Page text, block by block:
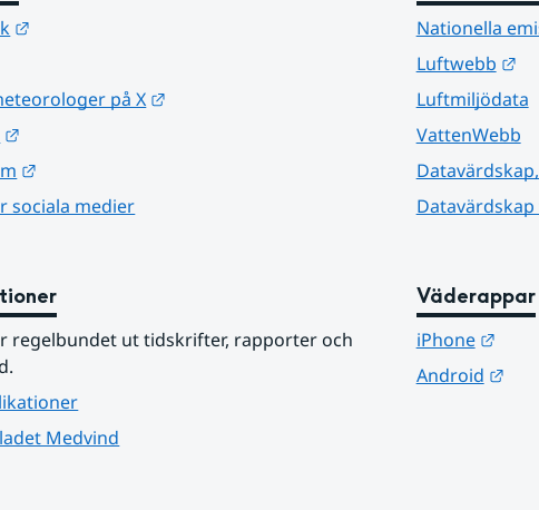
på X
sociala medier
Nationella
Luftwebb
Luftmiljödata
VattenWebb
regelbundet ut tidskrifter, rapporter och
Medvind
Väderappar
iPhone
Länk
Android